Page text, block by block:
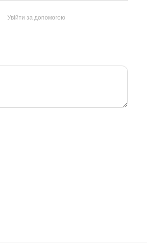
Увійти за допомогою